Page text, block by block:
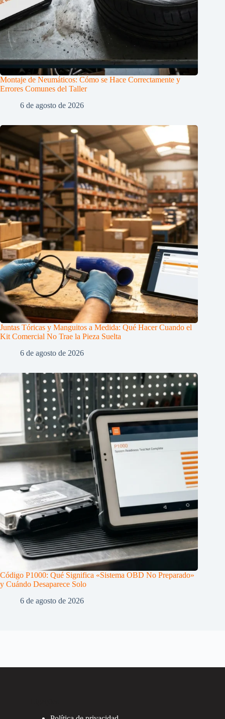
Montaje de Neumáticos: Cómo se Hace Correctamente y
Errores Comunes del Taller
6 de agosto de 2026
Juntas Tóricas y Manguitos a Medida: Qué Hacer Cuando el
Kit Comercial No Trae la Pieza Suelta
6 de agosto de 2026
Código P1000: Qué Significa «Sistema OBD No Preparado»
y Cuándo Desaparece Solo
6 de agosto de 2026